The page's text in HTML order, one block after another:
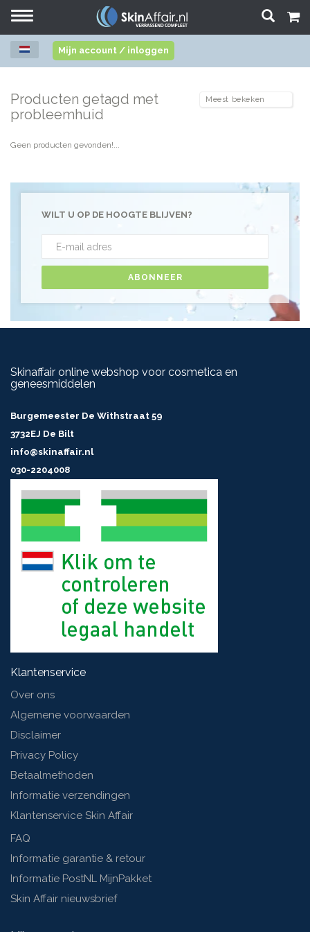
Toggle
Mijn account / inloggen
Producten getagd met
probleemhuid
Geen producten gevonden!...
WILT U OP DE HOOGTE BLIJVEN?
ABONNEER
Skinaffair online webshop voor cosmetica en
geneesmiddelen
Burgemeester De Withstraat 59
3732EJ De Bilt
info@skinaffair.nl
030-2204008
Klantenservice
Over ons
Algemene voorwaarden
Disclaimer
Privacy Policy
Betaalmethoden
Informatie verzendingen
Klantenservice Skin Affair
FAQ
Informatie garantie & retour
Informatie PostNL MijnPakket
Skin Affair nieuwsbrief